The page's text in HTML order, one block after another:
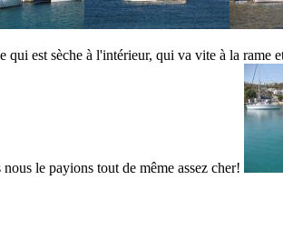
est sèche à l'intérieur, qui va vite à la rame
le payions tout de même assez cher!